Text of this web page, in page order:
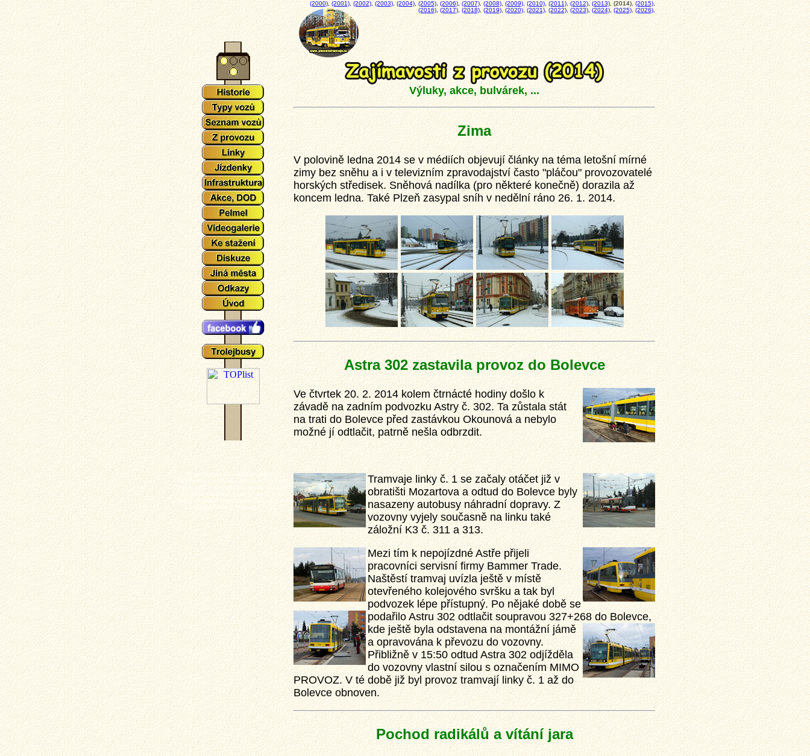
Plzeňské tramvaje - aktuální události a
zajímavosti z plzeňského tramvajové provozu,
popisy typů vozů a zejména mnoho aktuálních
fotografií plzeňských tramvají (nechybí ani
výluky, vykolejení či povodně a další zajímavotsi
z plzeňské MHD). Tramvaj - Plzeň.
(2000),(2001),(2002),(2003),(2004),(2005),(2006),(2007),(2008),(2009),(2010),(2011),(2012),(2013), (2014),(2015),
(2016),(2017),(2018),(2019),(2020),(2021),(2022),(2023),(2024),(2025),(2026),
Výluky, akce, bulvárek, ...
Zima
V polovině ledna 2014 se v médiích objevují články na téma letošní mírné
zimy bez sněhu a i v televizním zpravodajství často "pláčou" provozovatelé
horských středisek. Sněhová nadílka (pro některé konečně) dorazila až
koncem ledna. Také Plzeň zasypal sníh v nedělní ráno 26. 1. 2014.
Astra 302 zastavila provoz do Bolevce
Ve čtvrtek 20. 2. 2014 kolem čtrnácté hodiny došlo k
závadě na zadním podvozku Astry č. 302. Ta zůstala stát
na trati do Bolevce před zastávkou Okounová a nebylo
možné jí odtlačit, patrně nešla odbrzdit.
Tramvaje linky č. 1 se začaly otáčet již v
obratišti Mozartova a odtud do Bolevce byly
nasazeny autobusy náhradní dopravy. Z
vozovny vyjely současně na linku také
záložní K3 č. 311 a 313.
Mezi tím k nepojízdné Astře přijeli
pracovníci servisní firmy Bammer Trade.
Naštěstí tramvaj uvízla ještě v místě
otevřeného kolejového svršku a tak byl
podvozek lépe přístupný. Po nějaké době se
podařilo Astru 302 odtlačit soupravou 327+268 do Bolevce,
kde ještě byla odstavena na montážní jámě
a opravována k převozu do vozovny.
Přibližně v 15:50 odtud Astra 302 odjížděla
do vozovny vlastní silou s označením MIMO
PROVOZ. V té době již byl provoz tramvají linky č. 1 až do
Bolevce obnoven.
Pochod radikálů a vítání jara